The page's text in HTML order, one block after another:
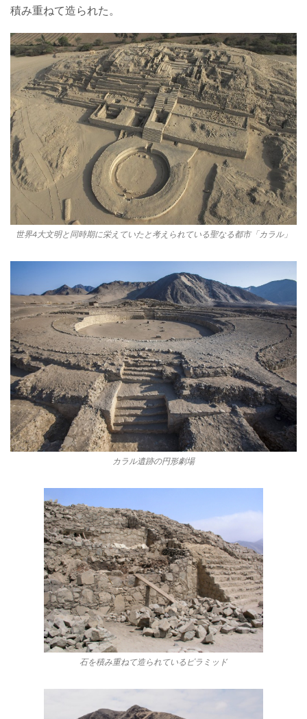
積み重ねて造られた。
世界4大文明と同時期に栄えていたと考えられている聖なる都市「カラル」
カラル遺跡の円形劇場
石を積み重ねて造られているピラミッド